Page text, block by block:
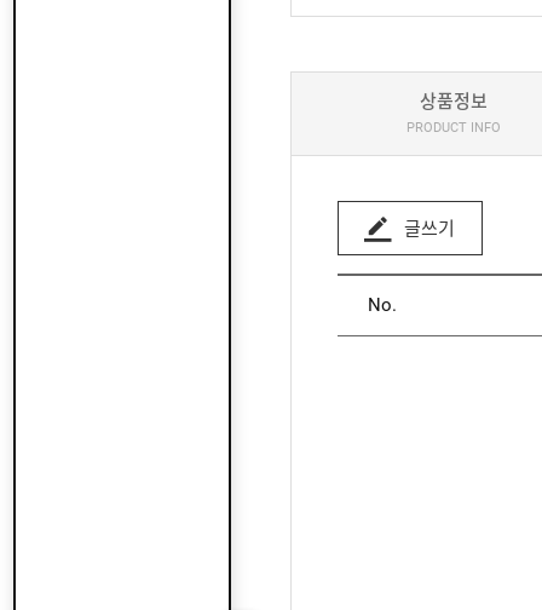
상품정보
PRODUCT INFO
글쓰기
No.